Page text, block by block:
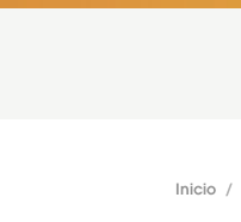
Inicio /